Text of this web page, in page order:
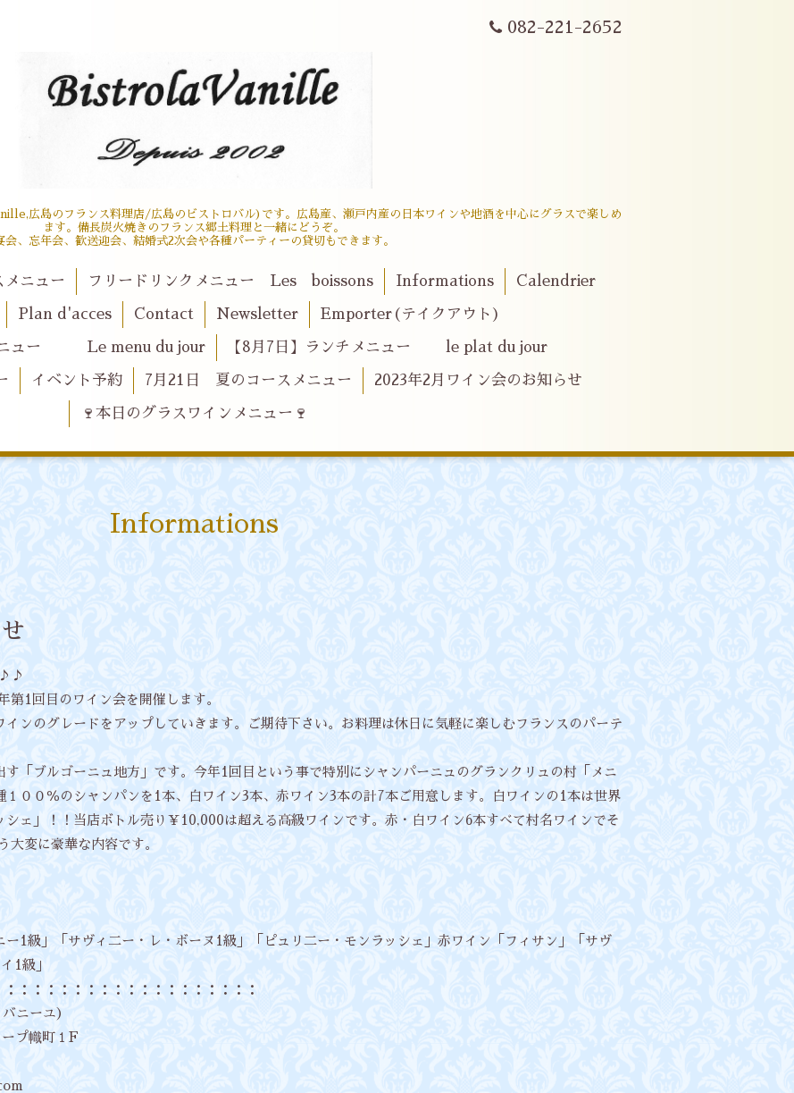
082-221-2652
広島のフランス料理店/広島のビストロバル)です。広島産、瀬戸内産の日本ワインや地酒を中心にグラスで楽しめ
ます。備長炭火焼きのフランス郷土料理と一緒にどうぞ。
会、忘年会、歓送迎会、結婚式2次会や各種パーティーの貸切もできます。
ニュー フリードリンクメニュー Les boissons Informations Calendrier
Plan d'acces Contact Newsletter Emporter(テイクアウト)
ニュー Le menu du jour 【8月7日】ランチメニュー le plat du jour
イベント予約 7月21日 夏のコースメニュー 2023年2月ワイン会のお知らせ
🍷本日のグラスワインメニュー🍷
Informations
♪♪
第1回目のワイン会を開催します。
ンのグレードをアップしていきます。ご期待下さい。お料理は休日に気軽に楽しむフランスのパーテ
「ブルゴーニュ地方」です。今年1回目という事で特別にシャンパーニュのグランクリュの村「メニ
１００％のシャンパンを1本、白ワイン3本、赤ワイン3本の計7本ご用意します。白ワインの1本は世界
ェ」！！当店ボトル売り￥10,000は超える高級ワインです。赤・白ワイン6本すべて村名ワインでそ
変に豪華な内容です。
1級」「サヴィ二ー・レ・ボーヌ1級」「ピュリ二ー・モンラッシェ」赤ワイン「フィサン」「サヴ
1級」
：：：：：：：：：：：：：：：：：：
ニーユ）
プ幟町１F